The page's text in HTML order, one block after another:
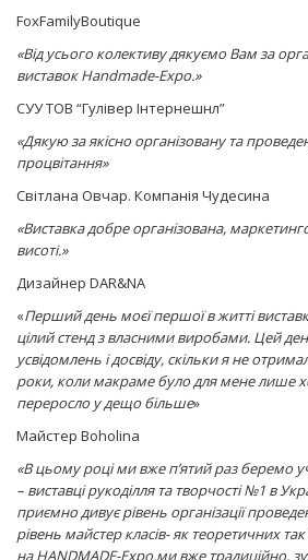
FoxFamilyBoutique
«Від усього колективу дякуємо Вам за
виставок Handmade-Expo.»
СУУ ТОВ “Гулівер Інтернешнл”
«Дякую за якісно організовану та
процвітання»
Світлана Овчар. Компанія Чудесина
«Виставка добре організована,
висоті.»
Дизайнер DAR&NA
«Перший день моєї першої в житті
цілий стенд з власними виробами. Цей
усвідомлень і досвіду, скільки я не
роки, коли макраме було для мене лише
переросло у дещо більше»
Майстер Boholina
«В цьому році ми вже п’ятий раз беремо
– виставці рукоділля та творчості №1 в
приємно дивує рівень організації
рівень майстер класів- як теоретичних
на HANDMADE-Expo,ми вже традиційно,